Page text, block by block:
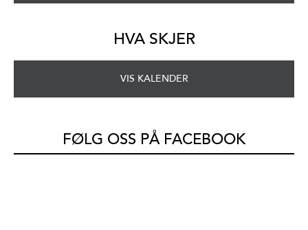
HVA SKJER
VIS KALENDER
FØLG OSS PÅ FACEBOOK